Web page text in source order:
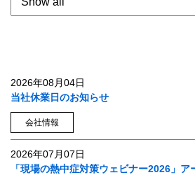
2026年08月04日
当社休業日のお知らせ
会社情報
2026年07月07日
「現場の熱中症対策ウェビナー2026」ア